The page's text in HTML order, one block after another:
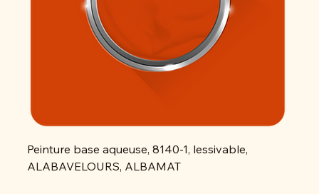
Peinture base aqueuse, 8140-1, lessivable,
ALABAVELOURS, ALBAMAT